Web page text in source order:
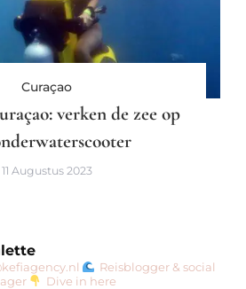
Curaçao
verken de zee op
11 Augustus 2023
Reisblogger & social
Dive in here